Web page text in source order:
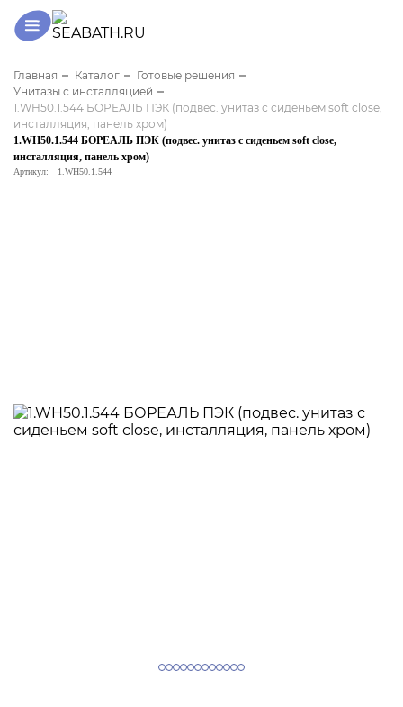
Главная Каталог
Готовые решения
Унитазы с инсталляцией
1.WH50.1.544 БОРЕАЛЬ ПЭК (подвес. унитаз с сиденьем soft close,
инсталляция, панель хром)
1.WH50.1.544 БОРЕАЛЬ ПЭК (подвес. унитаз с сиденьем soft close,
инсталляция, панель хром)
Артикул: 1.WH50.1.544